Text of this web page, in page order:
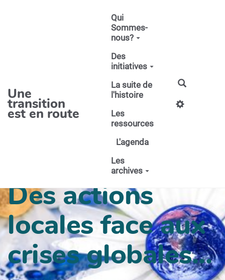
Une
transition
est en route
Qui
Sommes-
nous?
Des
initiatives
La suite de
l'histoire
Les
ressources
L'agenda
Les
archives
Des actions
locales face aux
crises globales...